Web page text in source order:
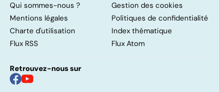
Qui sommes-nous ?
Gestion des cookies
Mentions légales
Politiques de confidentialité
Charte d'utilisation
Index thématique
Flux RSS
Flux Atom
Retrouvez-nous sur